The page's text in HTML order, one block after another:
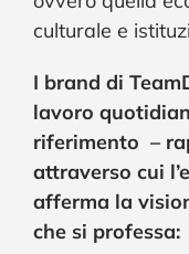
culturale e
I brand di
lavoro
riferimento –
attraverso cui
afferma la
che si professa: